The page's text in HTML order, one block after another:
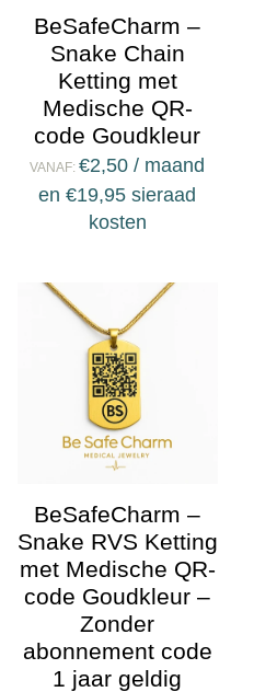
BeSafeCharm –
Snake Chain
Ketting met
Medische QR-
code Goudkleur
VANAF:€2,50 / maand
en€19,95 sieraad
kosten
BeSafeCharm –
Snake RVS Ketting
met Medische QR-
code Goudkleur –
Zonder
abonnement code
1 jaar geldig